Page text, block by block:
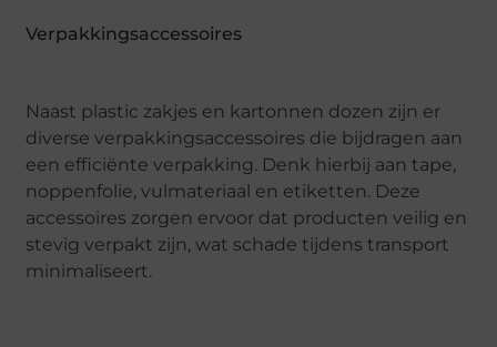
Verpakkingsaccessoires
Naast plastic zakjes en kartonnen dozen zijn er
diverse verpakkingsaccessoires die bijdragen aan
een efficiënte verpakking. Denk hierbij aan tape,
noppenfolie, vulmateriaal en etiketten. Deze
accessoires zorgen ervoor dat producten veilig en
stevig verpakt zijn, wat schade tijdens transport
minimaliseert.